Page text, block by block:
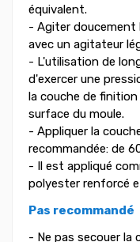
équivalent.
- Agiter doucement
avec un agitateur
- L'utilisation de
d'exercer une
la couche de
surface du moule.
- Appliquer la
recommandée: de
- Il est appliqué
polyester renforcé
Pas recommandé
- Ne pas secouer la